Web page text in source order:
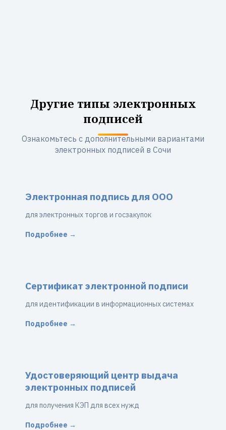
Другие типы электронных
подписей
Ознакомьтесь с дополнительными вариантами
электронных подписей в Сочи
Электронная подпись для ООО
для электронных торгов и госзакупок
Подробнее →
Сертификат электронной подписи
для идентификации в информационных системах
Подробнее →
Удостоверяющий центр выдача
электронных подписей
для получения КЭП для всех нужд
Подробнее →